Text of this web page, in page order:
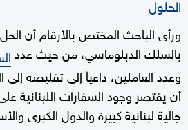
الحلول
ورأى الباحث المختص بالأرقام أن
بالسلك الدبلوماسي، من حيث عدد
وعدد العاملين، داعياً إلى تقليصه إلى
أن يقتصر وجود السفارات اللبنانية
جالية لبنانية كبيرة والدول الكبرى